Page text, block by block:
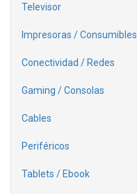
Televisor
Impresoras / Consumibles
Conectividad / Redes
Gaming / Consolas
Cables
Periféricos
Tablets / Ebook